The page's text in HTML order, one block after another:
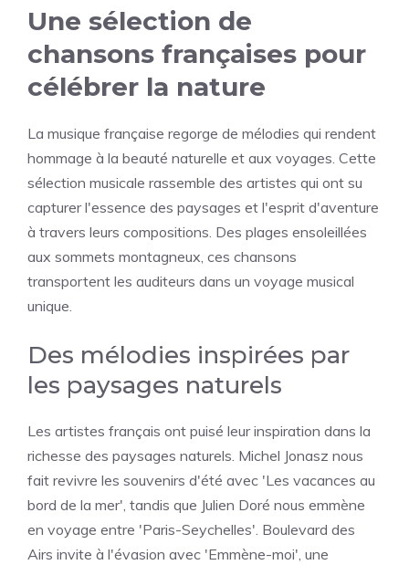
Une sélection de
chansons françaises pour
célébrer la nature
La musique française regorge de mélodies qui rendent
hommage à la beauté naturelle et aux voyages. Cette
sélection musicale rassemble des artistes qui ont su
capturer l'essence des paysages et l'esprit d'aventure
à travers leurs compositions. Des plages ensoleillées
aux sommets montagneux, ces chansons
transportent les auditeurs dans un voyage musical
unique.
Des mélodies inspirées par
les paysages naturels
Les artistes français ont puisé leur inspiration dans la
richesse des paysages naturels. Michel Jonasz nous
fait revivre les souvenirs d'été avec 'Les vacances au
bord de la mer', tandis que Julien Doré nous emmène
en voyage entre 'Paris-Seychelles'. Boulevard des
Airs invite à l'évasion avec 'Emmène-moi', une